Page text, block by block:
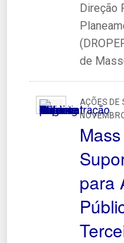
Direção
de
AÇÕES DE
para